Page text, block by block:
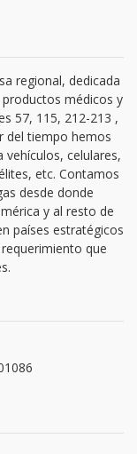
regional, dedicada
médicos y
57, 115, 212-213 ,
del tiempo hemos
celulares,
etc. Contamos
desde donde
y al resto de
países estratégicos
que